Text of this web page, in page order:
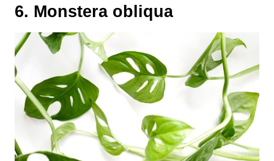
6. Monstera obliqua